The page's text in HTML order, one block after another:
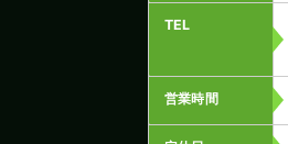
TEL
営業時間